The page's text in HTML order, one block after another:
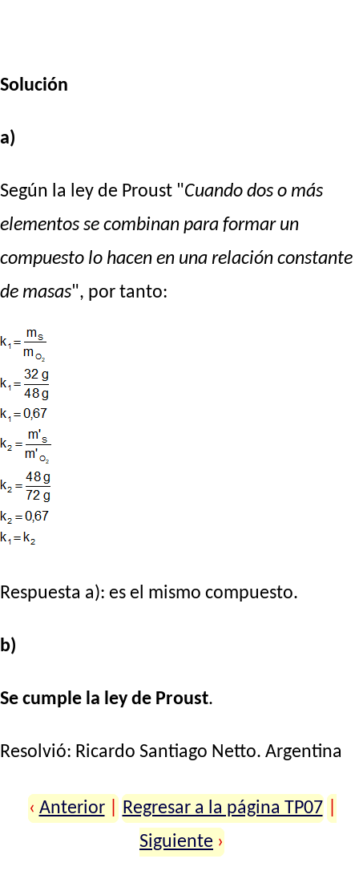
Solución
a)
Según la ley de Proust "Cuando dos o más
elementos se combinan para formar un
compuesto lo hacen en una relación constante
de masas", por tanto:
Respuesta a): es el mismo compuesto.
b)
Se cumple la ley de Proust.
Resolvió: Ricardo Santiago Netto. Argentina
‹ Anterior Regresar a la página TP07
Siguiente ›